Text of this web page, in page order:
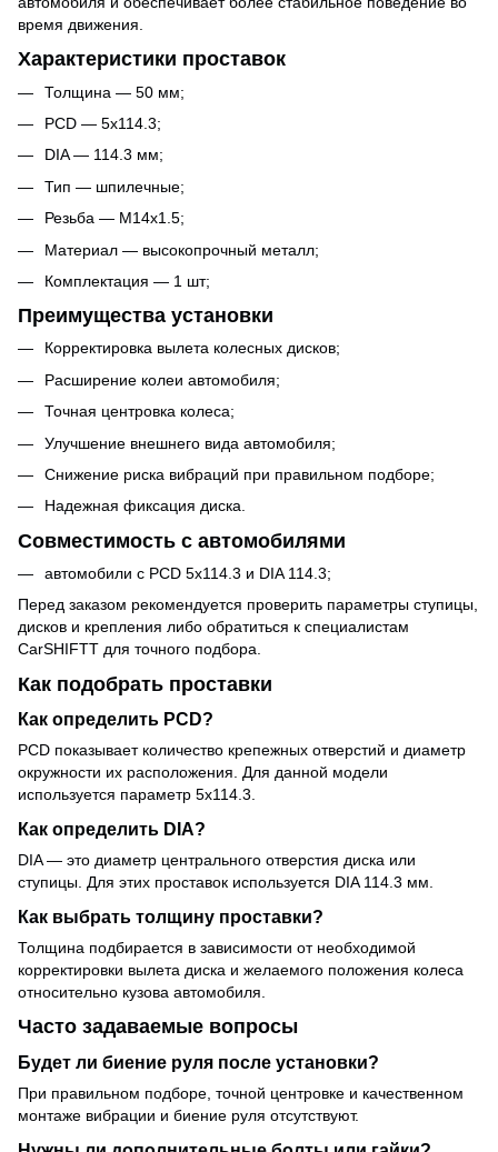
время движения.
Характеристики проставок
Толщина — 50 мм;
PCD — 5x114.3;
DIA — 114.3 мм;
Тип — шпилечные;
Резьба — M14x1.5;
Материал — высокопрочный металл;
Комплектация — 1 шт;
Преимущества установки
Корректировка вылета колесных дисков;
Расширение колеи автомобиля;
Точная центровка колеса;
Улучшение внешнего вида автомобиля;
Снижение риска вибраций при правильном подборе;
Надежная фиксация диска.
Совместимость с автомобилями
автомобили с PCD 5x114.3 и DIA 114.3;
Перед заказом рекомендуется проверить параметры ступицы,
дисков и крепления либо обратиться к специалистам
CarSHIFTT для точного подбора.
Как подобрать проставки
Как определить PCD?
PCD показывает количество крепежных отверстий и диаметр
окружности их расположения. Для данной модели
используется параметр 5x114.3.
Как определить DIA?
DIA — это диаметр центрального отверстия диска или
ступицы. Для этих проставок используется DIA 114.3 мм.
Как выбрать толщину проставки?
Толщина подбирается в зависимости от необходимой
корректировки вылета диска и желаемого положения колеса
относительно кузова автомобиля.
Часто задаваемые вопросы
Будет ли биение руля после установки?
При правильном подборе, точной центровке и качественном
монтаже вибрации и биение руля отсутствуют.